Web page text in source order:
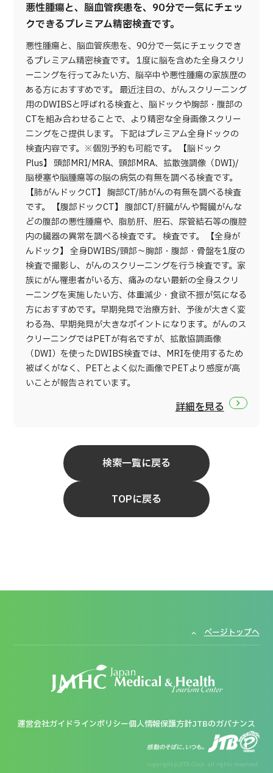
悪性腫瘍と、脳血管疾患を、90分で一気にチェッ
クできるプレミアム精密検査です。
悪性腫瘍と、脳血管疾患を、90分で一気にチェックでき
るプレミアム精密検査です。 1度に脳を含めた全身スクリ
ーニングを行ってみたい方、脳卒中や悪性腫瘍の家族歴の
ある方におすすめです。 最近注目の、がんスクリーニング
用のDWIBSと呼ばれる検査と、脳ドックや胸部・腹部の
CTを組み合わせることで、より精密な全身画像スクリー
ニングをご提供します。 下記はプレミアム全身ドックの
検査内容です。※個別予約も可能です。 【脳ドック
Plus】 頭部MRI/MRA、頸部MRA、拡散強調像（DWI)/
脳梗塞や脳腫瘍等の脳の病気の有無を調べる検査です。
【肺がんドックCT】 胸部CT/肺がんの有無を調べる検査
です。 【腹部ドックCT】 腹部CT/肝臓がんや腎臓がんな
どの腹部の悪性腫瘍や、脂肪肝、胆石、尿管結石等の腹腔
内の臓器の異常を調べる検査です。 検査です。 【全身が
んドック】 全身DWIBS/頸部～胸部・腹部・骨盤を1度の
検査で撮影し、がんのスクリーニングを行う検査です。家
族にがん罹患者がいる方、痛みのない最新の全身スクリ
ーニングを実施したい方、体重減少・食欲不振が気になる
方におすすめです。早期発見で治療方針、予後が大きく変
わる為、早期発見が大きなポイントになります。がんのス
クリーニングではPETが有名ですが、拡散協調画像
（DWI）を使ったDWIBS検査では、MRIを使用するため
被ばくがなく、PETとよく似た画像でPETより感度が高
いことが報告されています。
詳細を見る
検索一覧に戻る
TOPに戻る
ページトップへ
運営会社ガイドラインポリシー個人情報保護方針JTBのガバナンス
copyright (c)JTB Corp. all rights reserved.